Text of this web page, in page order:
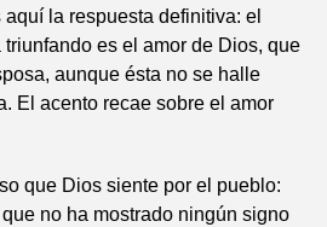
la respuesta definitiva: el
es el amor de Dios, que
aunque ésta no se halle
El acento recae sobre el amor
que Dios siente por el pueblo:
no ha mostrado ningún signo